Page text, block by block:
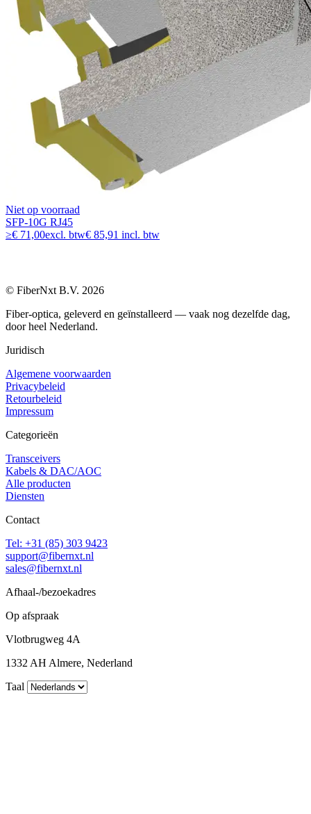
Niet op voorraad
SFP-10G RJ45
≥€ 71,00excl. btw€ 85,91 incl. btw
© FiberNxt B.V. 2026
Fiber-optica, geleverd en geïnstalleerd — vaak nog dezelfde dag,
door heel Nederland.
Juridisch
Algemene voorwaarden
Privacybeleid
Retourbeleid
Impressum
Categorieën
Transceivers
Kabels & DAC/AOC
Alle producten
Diensten
Contact
Tel: +31 (85) 303 9423
support@fibernxt.nl
sales@fibernxt.nl
Afhaal-/bezoekadres
Op afspraak
Vlotbrugweg 4A
1332 AH Almere, Nederland
Taal